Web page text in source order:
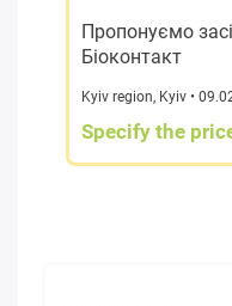
Пропонуємо
Біоконтакт
Kyiv region, Kyiv •
Specify the